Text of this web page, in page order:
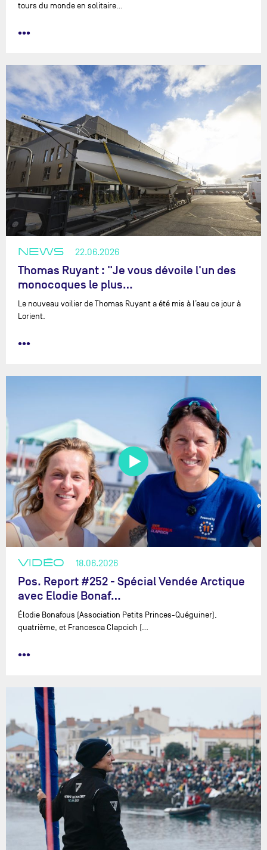
tours du monde en solitaire…
•••
NEWS 22.06.2026
Thomas Ruyant : "Je vous dévoile l'un des
monocoques le plus…
Le nouveau voilier de Thomas Ruyant a été mis à l’eau ce jour à
Lorient.
•••
VIDÉO 18.06.2026
Pos. Report #252 - Spécial Vendée Arctique
avec Elodie Bonaf…
Élodie Bonafous (Association Petits Princes-Quéguiner),
quatrième, et Francesca Clapcich (…
•••